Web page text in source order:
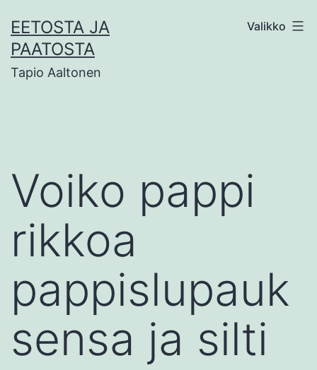
sisältöön
EETOSTA JA
PAATOSTA
Tapio Aaltonen
Valikko
Voiko pappi
rikkoa
pappislupauk
sensa ja silti